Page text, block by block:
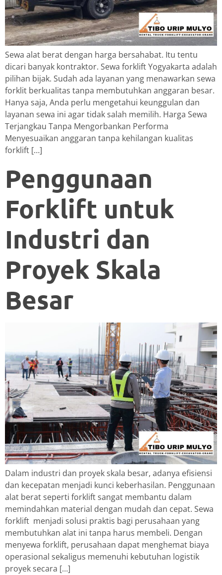
Sewa alat berat dengan harga bersahabat. Itu tentu
dicari banyak kontraktor. Sewa forklift Yogyakarta adalah
pilihan bijak. Sudah ada layanan yang menawarkan sewa
forklit berkualitas tanpa membutuhkan anggaran besar.
Hanya saja, Anda perlu mengetahui keunggulan dan
layanan sewa ini agar tidak salah memilih. Harga Sewa
Terjangkau Tanpa Mengorbankan Performa
Menyesuaikan anggaran tanpa kehilangan kualitas
forklift […]
Penggunaan
Forklift untuk
Industri dan
Proyek Skala
Besar
Dalam industri dan proyek skala besar, adanya efisiensi
dan kecepatan menjadi kunci keberhasilan. Penggunaan
alat berat seperti forklift sangat membantu dalam
memindahkan material dengan mudah dan cepat. Sewa
forklift menjadi solusi praktis bagi perusahaan yang
membutuhkan alat ini tanpa harus membeli. Dengan
menyewa forklift, perusahaan dapat menghemat biaya
operasional sekaligus memenuhi kebutuhan logistik
proyek secara […]